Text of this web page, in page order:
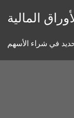
المالية
في شراء الأسهم